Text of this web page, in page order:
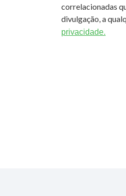
correlacionadas
divulgação, a
privacidade.